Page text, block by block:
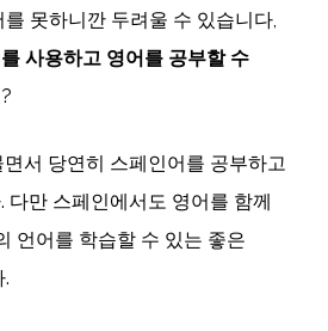
못하니깐 두려울 수 있습니다,
사용하고 영어를 공부할 수
서 당연히 스페인어를 공부하고
다만 스페인에서도 영어를 함께
언어를 학습할 수 있는 좋은